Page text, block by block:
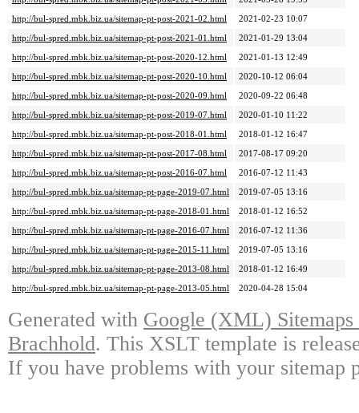
http://bul-spred.mbk.biz.ua/sitemap-pt-post-2021-02.html
2021-02-23 10:07
http://bul-spred.mbk.biz.ua/sitemap-pt-post-2021-01.html
2021-01-29 13:04
http://bul-spred.mbk.biz.ua/sitemap-pt-post-2020-12.html
2021-01-13 12:49
http://bul-spred.mbk.biz.ua/sitemap-pt-post-2020-10.html
2020-10-12 06:04
http://bul-spred.mbk.biz.ua/sitemap-pt-post-2020-09.html
2020-09-22 06:48
http://bul-spred.mbk.biz.ua/sitemap-pt-post-2019-07.html
2020-01-10 11:22
http://bul-spred.mbk.biz.ua/sitemap-pt-post-2018-01.html
2018-01-12 16:47
http://bul-spred.mbk.biz.ua/sitemap-pt-post-2017-08.html
2017-08-17 09:20
http://bul-spred.mbk.biz.ua/sitemap-pt-post-2016-07.html
2016-07-12 11:43
http://bul-spred.mbk.biz.ua/sitemap-pt-page-2019-07.html
2019-07-05 13:16
http://bul-spred.mbk.biz.ua/sitemap-pt-page-2018-01.html
2018-01-12 16:52
http://bul-spred.mbk.biz.ua/sitemap-pt-page-2016-07.html
2016-07-12 11:36
http://bul-spred.mbk.biz.ua/sitemap-pt-page-2015-11.html
2019-07-05 13:16
http://bul-spred.mbk.biz.ua/sitemap-pt-page-2013-08.html
2018-01-12 16:49
http://bul-spred.mbk.biz.ua/sitemap-pt-page-2013-05.html
2020-04-28 15:04
Generated with Google (XML)
Brachhold. This XSLT template is
If you have problems with your sitemap